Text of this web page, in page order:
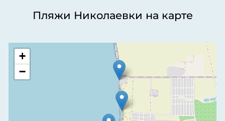
Пляжи Николаевки на карте
+
−